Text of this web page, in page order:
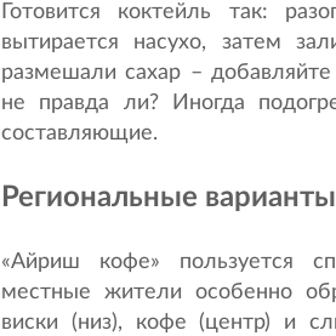
Готовится коктейль так:
вытирается насухо, затем
размешали сахар –
не правда ли? Иногда
составляющие.
Региональные варианты
«Айриш кофе» пользуется
местные жители особенно
виски (низ), кофе (центр) и